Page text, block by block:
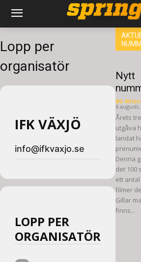
Lopp per
organisatör
IFK VÄXJÖ
info@ifkvaxjo.se
LOPP PER
ORGANISATÖR
Nytt
BG
6 augusti,
Årets
utgåva
landat
Denna
det 100
ett
filmer
Gillar
finns...